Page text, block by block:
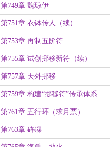
第749章 魏琼伊
第751章 衣钵传人（续）
第753章 再制五阶符
第755章 试创挪移新符（续）
第757章 天外挪移
第759章 构建“挪移符”传承体系
第761章 五行环（求月票）
第763章 砗磲